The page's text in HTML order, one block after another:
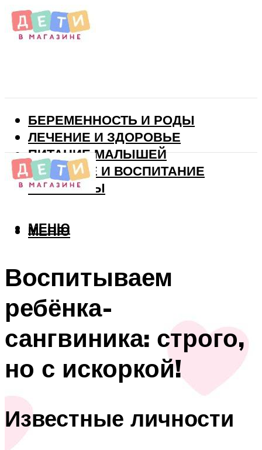
БЕРЕМЕННОСТЬ И РОДЫ
ЛЕЧЕНИЕ И ЗДОРОВЬЕ
ПИТАНИЕ МАЛЫШЕЙ
РАЗВИТИЕ И ВОСПИТАНИЕ
ВИТАМИНЫ
МЕНЮ
МЕНЮ
Воспитываем
ребёнка-
сангвиника: строго,
но с искоркой!
Известные личности